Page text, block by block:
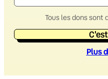
Tous les dons sont
Plus